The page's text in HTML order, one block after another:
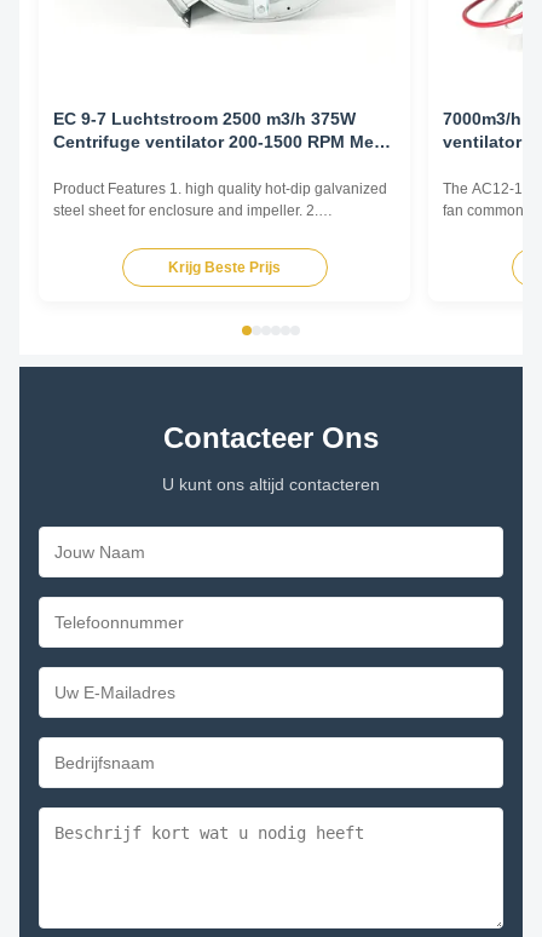
EC 9-7 Luchtstroom 2500 m3/h 375W
Centrifuge ventilator 200-1500 RPM Met
Product Features 1. high quality hot-dip galvanized
steel sheet for enclosure and impeller. 2.
small vibration. Main advantages 1. Experience and
good service. We professionally produce fan motors
Krijg Beste Prijs
7000m3/h
ventilator
The AC12-12
fan commonly
and various
by
Contacteer Ons
U kunt ons altijd contacteren